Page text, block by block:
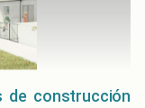
de construcción